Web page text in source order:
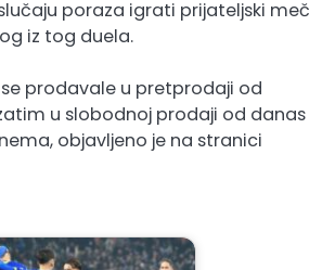
poraza igrati prijateljski meč
iz tog duela.
se prodavale u pretprodaji od
u slobodnoj prodaji od danas
objavljeno je na stranici